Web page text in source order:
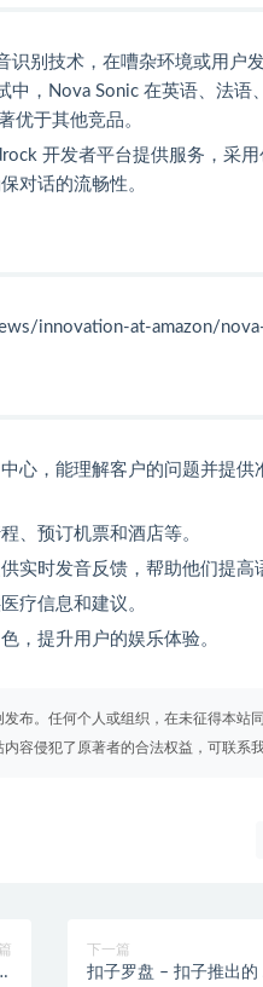
识别技术，在嘈杂环境或用户
中，Nova Sonic 在英语、法语
优于其他竞品。
开发者平台提供服务，采
对话的流畅性。
innovation-at-amazon/
心，能理解客户的问题并提
、预订机票和酒店等。
实时发音反馈，帮助他们提高
疗信息和建议。
，提升用户的娱乐体验。
布。任何个人或组织，在未征得本站
容侵犯了原著者的合法权益，可联系
下一篇
扣子罗盘 – 扣子推出